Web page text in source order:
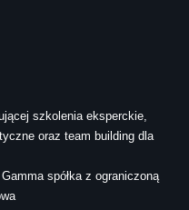
szkolenia eksperckie,
oraz team building dla
spółka z ograniczoną